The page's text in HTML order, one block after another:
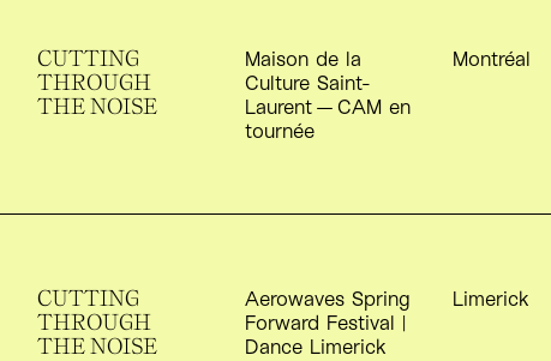
CUTTING
THROUGH
THE NOISE
Maison de la
Culture Saint-
Laurent —CAM en
tournée
Montréal
CUTTING
THROUGH
THE NOISE
Aerowaves Spring
Forward Festival |
Dance Limerick
Limerick